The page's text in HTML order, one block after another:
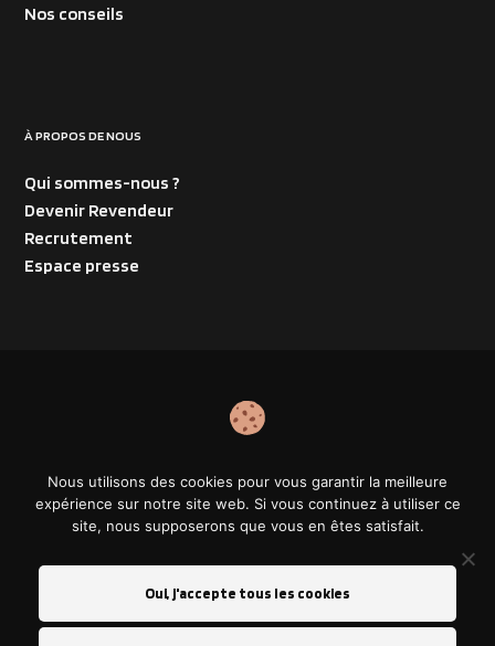
Nos conseils
À PROPOS DE NOUS
Qui sommes-nous ?
Devenir Revendeur
Recrutement
Espace presse
déposées de Polish For Car SASU.
Nous utilisons des cookies pour vous garantir la meilleure
expérience sur notre site web. Si vous continuez à utiliser ce
site, nous supposerons que vous en êtes satisfait.
Oui, j'accepte tous les cookies